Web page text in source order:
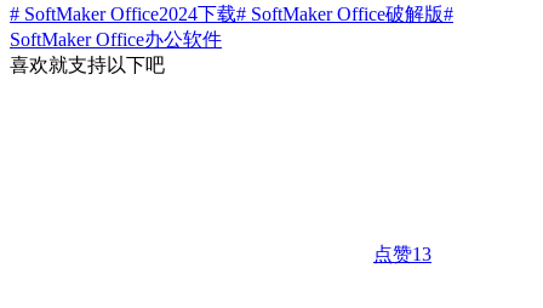
# SoftMaker Office2024下载# SoftMaker Office破解版#
SoftMaker Office办公软件
喜欢就支持以下吧
点赞13